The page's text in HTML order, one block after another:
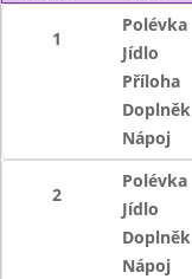
1
Polévka
Jídlo
Příloha
Doplněk
Nápoj
2
Polévka
Jídlo
Doplněk
Nápoj